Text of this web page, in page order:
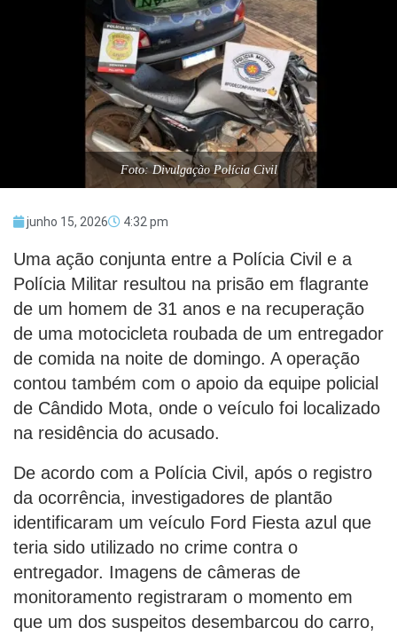
Foto: Divulgação Polícia Civil
junho 15, 2026 4:32 pm
Uma ação conjunta entre a Polícia Civil e a
Polícia Militar resultou na prisão em flagrante
de um homem de 31 anos e na recuperação
de uma motocicleta roubada de um entregador
de comida na noite de domingo. A operação
contou também com o apoio da equipe policial
de Cândido Mota, onde o veículo foi localizado
na residência do acusado.
De acordo com a Polícia Civil, após o registro
da ocorrência, investigadores de plantão
identificaram um veículo Ford Fiesta azul que
teria sido utilizado no crime contra o
entregador. Imagens de câmeras de
monitoramento registraram o momento em
que um dos suspeitos desembarcou do carro,